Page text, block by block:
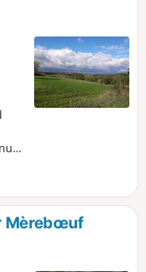
Mèrebœuf